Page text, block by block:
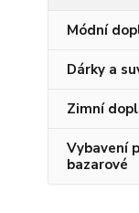
Módní
Dárky a
Zimní
Vybavení
bazarové